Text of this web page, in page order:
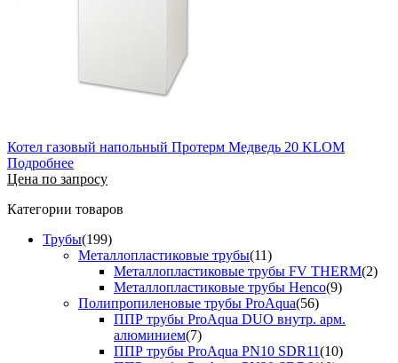
Котел газовый напольный Протерм Медведь 20 KLOM
Подробнее
Цена по запросу
Категории товаров
Трубы(199)
Металлопластиковые трубы(11)
Металлопластиковые трубы FV THERM(2)
Металлопластиковые трубы Henco(9)
Полипропиленовые трубы ProAqua(56)
ППР трубы ProAqua DUO внутр. арм.
алюминием(7)
ППР трубы ProAqua PN10 SDR11(10)